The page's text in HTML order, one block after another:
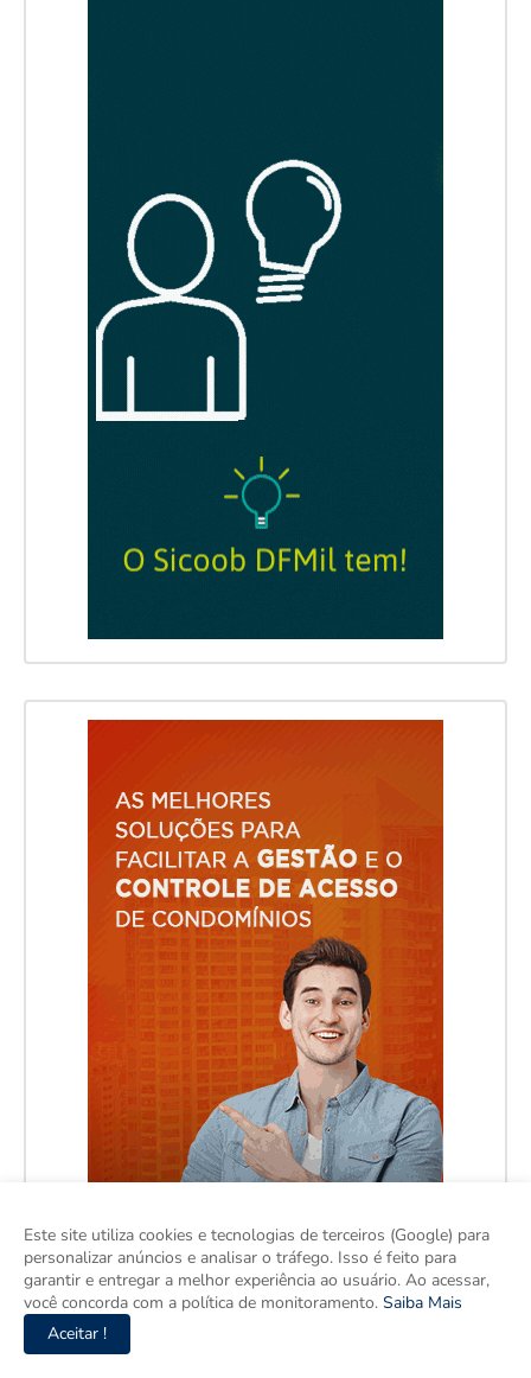
Este site utiliza cookies e tecnologias de terceiros (Google) para
personalizar anúncios e analisar o tráfego. Isso é feito para
garantir e entregar a melhor experiência ao usuário. Ao acessar,
você concorda com a política de monitoramento. Saiba Mais
Aceitar !